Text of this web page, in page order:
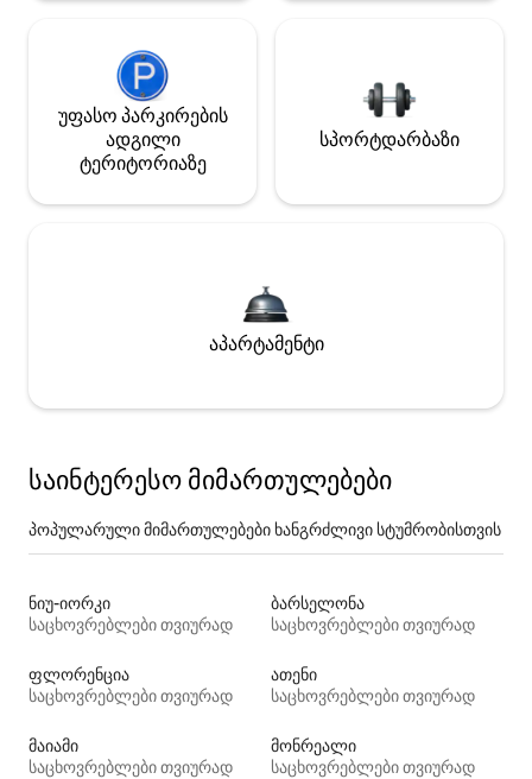
უფასო პარკირების
ადგილი
ტერიტორიაზე
სპორტდარბაზი
აპარტამენტი
საინტერესო მიმართულებები
პოპულარული მიმართულებები ხანგრძლივი სტუმრობისთვის
ნიუ-იორკი
საცხოვრებლები თვიურად
ბარსელონა
საცხოვრებლები თვიურად
ფლორენცია
საცხოვრებლები თვიურად
ათენი
საცხოვრებლები თვიურად
მაიამი
საცხოვრებლები თვიურად
მონრეალი
საცხოვრებლები თვიურად